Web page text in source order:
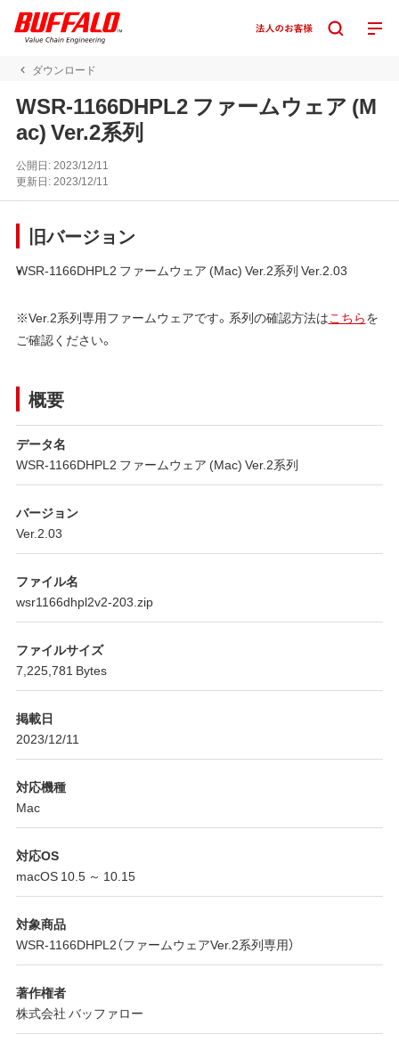
ダウンロード
WSR-1166DHPL2 ファームウェア (M
ac) Ver.2系列
公開日:2023/12/11
更新日:2023/12/11
旧バージョン
WSR-1166DHPL2 ファームウェア (Mac) Ver.2系列 Ver.2.03
※Ver.2系列専用ファームウェアです。系列の確認方法はこちらを
ご確認ください。
概要
データ名
WSR-1166DHPL2 ファームウェア (Mac) Ver.2系列
バージョン
Ver.2.03
ファイル名
wsr1166dhpl2v2-203.zip
ファイルサイズ
7,225,781 Bytes
掲載日
2023/12/11
対応機種
Mac
対応OS
macOS 10.5 ～ 10.15
対象商品
WSR-1166DHPL2（ファームウェアVer.2系列専用）
著作権者
株式会社 バッファロー